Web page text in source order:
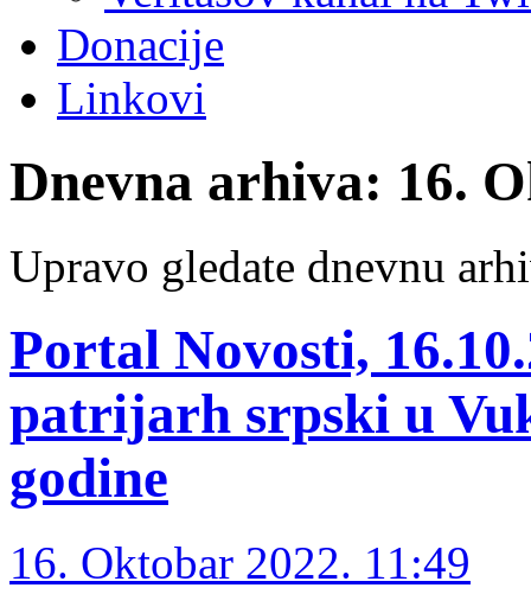
Donacije
Linkovi
Dnevna arhiva: 16.
Upravo gledate dnevnu
Portal Novosti,
patrijarh srpski u
godine
16. Oktobar 2022. 11:49